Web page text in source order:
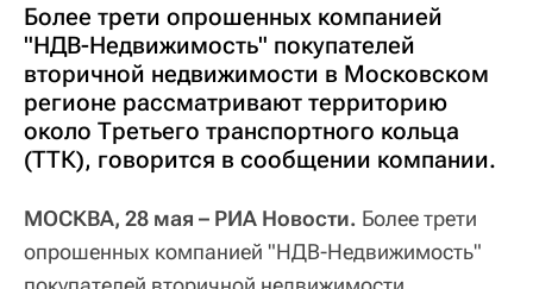
Более трети опрошенных компанией
"НДВ-Недвижимость" покупателей
вторичной недвижимости в Московском
регионе рассматривают территорию
около Третьего транспортного кольца
(ТТК), говорится в сообщении компании.
МОСКВА, 28 мая – РИА Новости. Более трети
опрошенных компанией "НДВ-Недвижимость"